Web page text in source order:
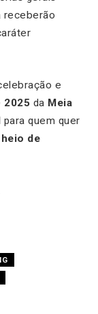
receberão
e
2025 da Meia
quem quer
de